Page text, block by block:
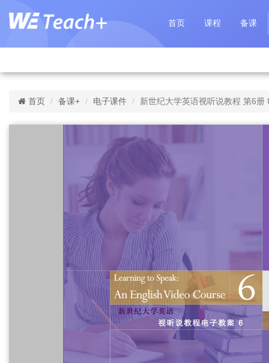
首页 课程 备课
首页 备课+ 电子课件 新世纪大学英语视听说教程 第6册